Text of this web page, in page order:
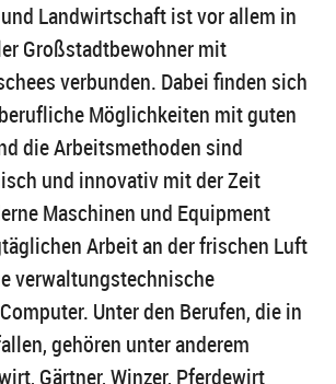
Landwirtschaft ist vor allem in
Großstadtbewohner mit
verbunden. Dabei finden sich
Möglichkeiten mit guten
die Arbeitsmethoden sind
und innovativ mit der Zeit
Maschinen und Equipment
Arbeit an der frischen Luft
verwaltungstechnische
Unter den Berufen, die in
gehören unter anderem
Gärtner, Winzer, Pferdewirt